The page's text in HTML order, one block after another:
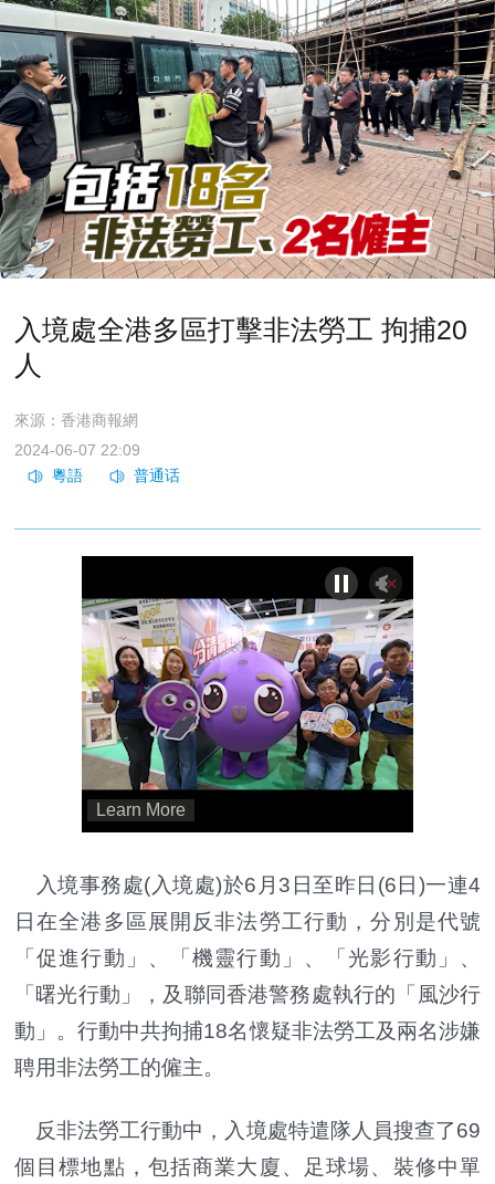
入境處全港多區打擊非法勞工 拘捕20
人
來源：香港商報網
2024-06-07 22:09
入境事務處(入境處)於6月3日至昨日(6日)一連4
日在全港多區展開反非法勞工行動，分別是代號
「促進行動」、「機靈行動」、「光影行動」、
「曙光行動」，及聯同香港警務處執行的「風沙行
動」。行動中共拘捕18名懷疑非法勞工及兩名涉嫌
聘用非法勞工的僱主。
反非法勞工行動中，入境處特遣隊人員搜查了69
個目標地點，包括商業大廈、足球場、裝修中單